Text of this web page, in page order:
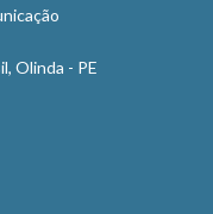
Olinda - PE